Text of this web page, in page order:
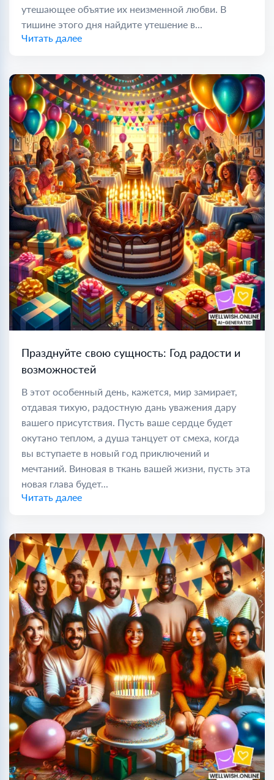
утешающее объятие их неизменной любви. В
тишине этого дня найдите утешение в...
Читать далее
Празднуйте свою сущность: Год радости и
возможностей
В этот особенный день, кажется, мир замирает,
отдавая тихую, радостную дань уважения дару
вашего присутствия. Пусть ваше сердце будет
окутано теплом, а душа танцует от смеха, когда
вы вступаете в новый год приключений и
мечтаний. Виновая в ткань вашей жизни, пусть эта
новая глава будет...
Читать далее